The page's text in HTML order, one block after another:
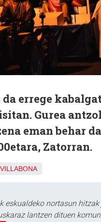
errege
Gurea
eman behar
Zatorran.
eskualdeko nortasun
lantzen dituen